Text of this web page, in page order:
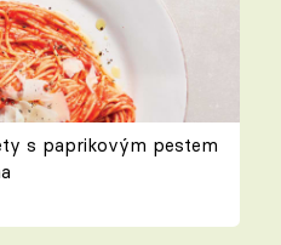
s paprikovým pestem